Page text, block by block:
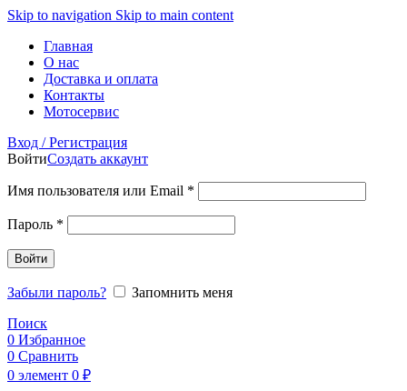
Skip to navigation Skip to main content
Главная
О нас
Доставка и оплата
Контакты
Мотосервис
Вход / Регистрация
ВойтиСоздать аккаунт
Имя пользователя или Email *
Пароль *
Войти
Забыли пароль?
Запомнить меня
Поиск
0 Избранное
0 Сравнить
0 элемент 0 ₽